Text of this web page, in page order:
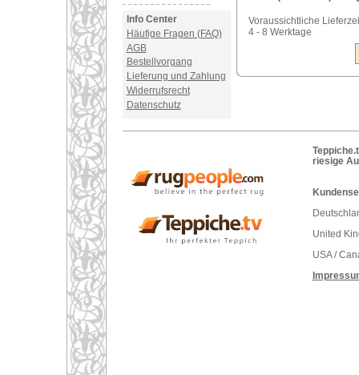
Info Center
Häufige Fragen (FAQ)
AGB
Bestellvorgang
Lieferung und Zahlung
Widerrufsrecht
Datenschutz
Voraussichtliche
4 - 8 Werktage
riesige
United
USA /